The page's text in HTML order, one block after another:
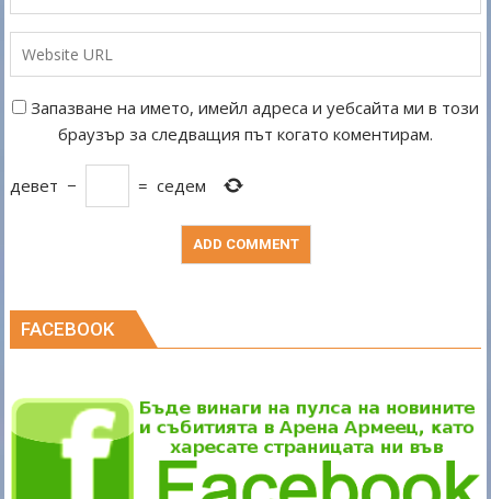
Запазване на името, имейл адреса и уебсайта ми в този
браузър за следващия път когато коментирам.
девет − = седем
FACEBOOK